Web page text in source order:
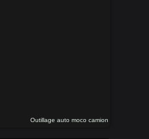
Outillage auto moco camion